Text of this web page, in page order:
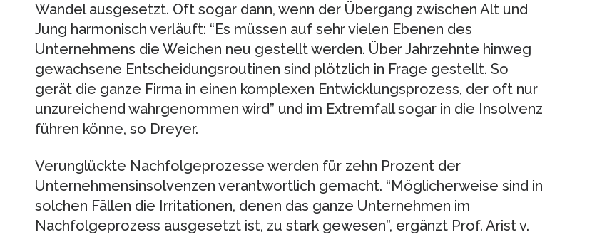
Wandel ausgesetzt. Oft sogar dann, wenn der Übergang zwischen Alt und
Jung harmonisch verläuft: “Es müssen auf sehr vielen Ebenen des
Unternehmens die Weichen neu gestellt werden. Über Jahrzehnte hinweg
gewachsene Entscheidungsroutinen sind plötzlich in Frage gestellt. So
gerät die ganze Firma in einen komplexen Entwicklungsprozess, der oft nur
unzureichend wahrgenommen wird” und im Extremfall sogar in die Insolvenz
führen könne, so Dreyer.
Verunglückte Nachfolgeprozesse werden für zehn Prozent der
Unternehmensinsolvenzen verantwortlich gemacht. “Möglicherweise sind in
solchen Fällen die Irritationen, denen das ganze Unternehmen im
Nachfolgeprozess ausgesetzt ist, zu stark gewesen”, ergänzt Prof. Arist v.